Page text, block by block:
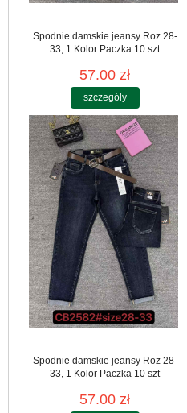
Spodnie damskie jeansy Roz 28-
33, 1 Kolor Paczka 10 szt
57.00 zł
szczegóły
Spodnie damskie jeansy Roz 28-
33, 1 Kolor Paczka 10 szt
57.00 zł